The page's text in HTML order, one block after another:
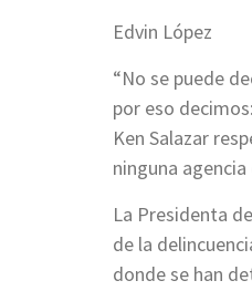
Edvin López
“No se puede
por eso
Ken Salazar
ninguna agencia
La Presidenta
de la
donde se han